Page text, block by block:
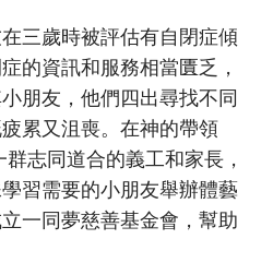
三歲時被評估有自閉症傾
的資訊和服務相當匱乏，
朋友，他們四出尋找不同
累又沮喪。在神的帶領
志同道合的義工和家長，
習需要的小朋友舉辦體藝
一同夢慈善基金會，幫助